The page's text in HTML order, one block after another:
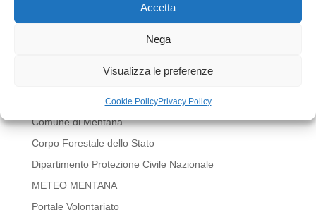
Accetta
Nega
Visualizza le preferenze
Cookie PolicyPrivacy Policy
Invia commento
per inviare un commento.
BOLLETTINI METEO REGIONE LAZIO
Comune di Mentana
Corpo Forestale dello Stato
Dipartimento Protezione Civile Nazionale
METEO MENTANA
Portale Volontariato